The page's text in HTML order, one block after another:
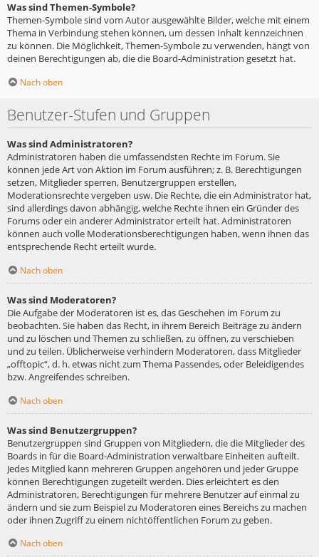
Was sind Themen-Symbole?
Themen-Symbole sind vom Autor ausgewählte Bilder, welche mit einem
Thema in Verbindung stehen können, um dessen Inhalt kennzeichnen
zu können. Die Möglichkeit, Themen-Symbole zu verwenden, hängt von
deinen Berechtigungen ab, die die Board-Administration gesetzt hat.
Nach oben
Benutzer-Stufen und Gruppen
Was sind Administratoren?
Administratoren haben die umfassendsten Rechte im Forum. Sie
können jede Art von Aktion im Forum ausführen; z. B. Berechtigungen
setzen, Mitglieder sperren, Benutzergruppen erstellen,
Moderationsrechte vergeben usw. Die Rechte, die ein Administrator hat,
sind allerdings davon abhängig, welche Rechte ihnen ein Gründer des
Forums oder ein anderer Administrator erteilt hat. Administratoren
können auch volle Moderationsberechtigungen haben, wenn ihnen das
entsprechende Recht erteilt wurde.
Nach oben
Was sind Moderatoren?
Die Aufgabe der Moderatoren ist es, das Geschehen im Forum zu
beobachten. Sie haben das Recht, in ihrem Bereich Beiträge zu ändern
und zu löschen und Themen zu schließen, zu öffnen, zu verschieben
und zu teilen. Üblicherweise verhindern Moderatoren, dass Mitglieder
„offtopic“, d. h. etwas nicht zum Thema Passendes, oder Beleidigendes
bzw. Angreifendes schreiben.
Nach oben
Was sind Benutzergruppen?
Benutzergruppen sind Gruppen von Mitgliedern, die die Mitglieder des
Boards in für die Board-Administration verwaltbare Einheiten aufteilt.
Jedes Mitglied kann mehreren Gruppen angehören und jeder Gruppe
können Berechtigungen zugeteilt werden. Dies erleichtert es den
Administratoren, Berechtigungen für mehrere Benutzer auf einmal zu
ändern und sie zum Beispiel zu Moderatoren eines Bereichs zu machen
oder ihnen Zugriff zu einem nichtöffentlichen Forum zu geben.
Nach oben